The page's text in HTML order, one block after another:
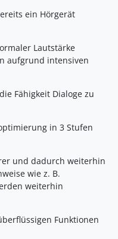
ein Hörgerät
Lautstärke
aufgrund intensiven
Fähigkeit Dialoge zu
in 3 Stufen
und dadurch weiterhin
wie z. B.
weiterhin
Funktionen